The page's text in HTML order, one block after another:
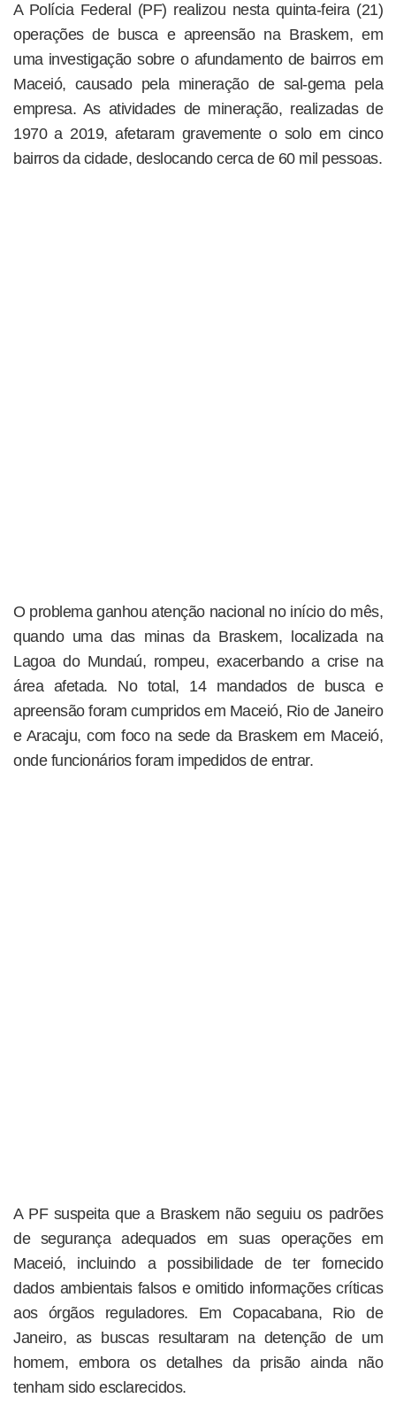
A Polícia Federal (PF) realizou nesta quinta-feira (21)
operações de busca e apreensão na Braskem, em
uma investigação sobre o afundamento de bairros em
Maceió, causado pela mineração de sal-gema pela
empresa. As atividades de mineração, realizadas de
1970 a 2019, afetaram gravemente o solo em cinco
bairros da cidade, deslocando cerca de 60 mil pessoas.
O problema ganhou atenção nacional no início do mês,
quando uma das minas da Braskem, localizada na
Lagoa do Mundaú, rompeu, exacerbando a crise na
área afetada. No total, 14 mandados de busca e
apreensão foram cumpridos em Maceió, Rio de Janeiro
e Aracaju, com foco na sede da Braskem em Maceió,
onde funcionários foram impedidos de entrar.
A PF suspeita que a Braskem não seguiu os padrões
de segurança adequados em suas operações em
Maceió, incluindo a possibilidade de ter fornecido
dados ambientais falsos e omitido informações críticas
aos órgãos reguladores. Em Copacabana, Rio de
Janeiro, as buscas resultaram na detenção de um
homem, embora os detalhes da prisão ainda não
tenham sido esclarecidos.